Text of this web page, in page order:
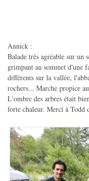
Annick :
Balade très agréable sur un
grimpant au sommet d'une
différents sur la vallée,
rochers... Marche propice
L'ombre des arbres était
forte chaleur. Merci à Todd